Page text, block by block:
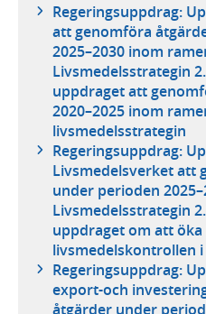
Regeringsuppdrag:
att genomföra
2025–2030 inom
Livsmedelsstrategin
uppdraget att
2020–2025 inom
livsmedelsstrategin
Regeringsuppdrag:
Livsmedelsverket att
under perioden
Livsmedelsstrategin
uppdraget om att
livsmedelskontrollen
Regeringsuppdrag:
export-och
åtgärder under